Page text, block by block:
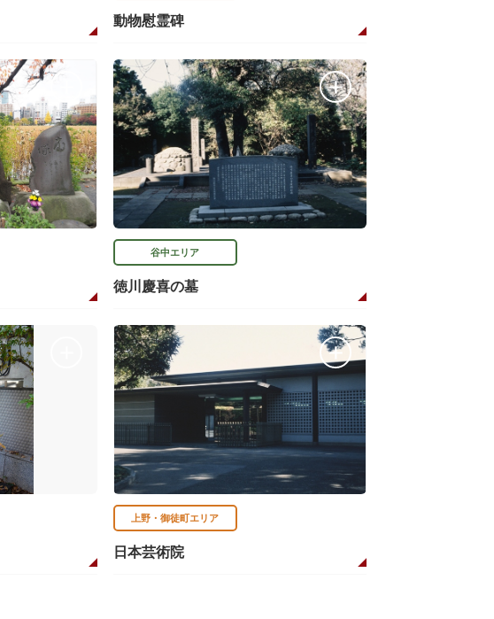
動物慰霊碑
谷中エリア
徳川慶喜の墓
上野・御徒町エリア
日本芸術院